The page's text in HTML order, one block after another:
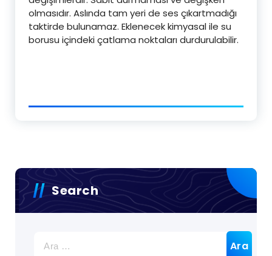
olmasıdır. Aslında tam yeri de ses çıkartmadığı
taktirde bulunamaz. Eklenecek kimyasal ile su
borusu içindeki çatlama noktaları durdurulabilir.
Search